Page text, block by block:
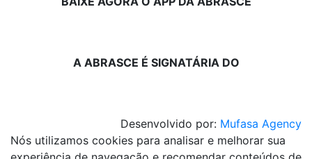
A ABRASCE É SIGNATÁRIA DO
Desenvolvido por: Mufasa Agency
Nós utilizamos cookies para analisar e melhorar sua